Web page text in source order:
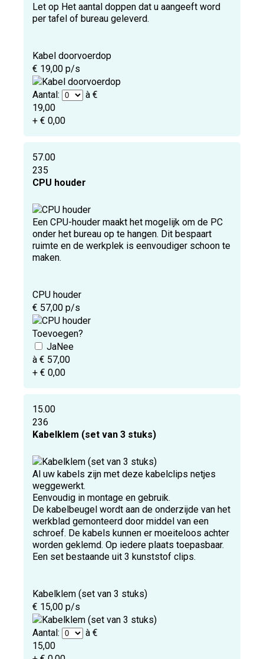
Let op Het aantal doppen dat u aangeeft word
per tafel of bureau geleverd.
Kabel doorvoerdop
€ 19,00 p/s
Aantal:
à €
19,00
+ € 0,00
57.00
235
CPU houder
Een CPU-houder maakt het mogelijk om de PC
onder het bureau op te hangen. Dit bespaart
ruimte en de werkplek is eenvoudiger schoon te
maken.
CPU houder
€ 57,00 p/s
Toevoegen?
à € 57,00
+ € 0,00
15.00
236
Kabelklem (set van 3 stuks)
Al uw kabels zijn met deze kabelclips netjes
weggewerkt.
Eenvoudig in montage en gebruik.
De kabelbeugel wordt aan de onderzijde van het
werkblad gemonteerd door middel van een
schroef. De kabels kunnen er moeiteloos achter
worden geklemd. Op iedere plaats toepasbaar.
Een set bestaande uit 3 kunststof clips.
Kabelklem (set van 3 stuks)
€ 15,00 p/s
Aantal:
à €
15,00